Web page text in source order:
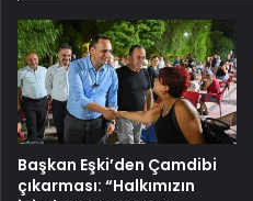
Başkan Eşki’den Çamdibi
çıkarması: “Halkımızın